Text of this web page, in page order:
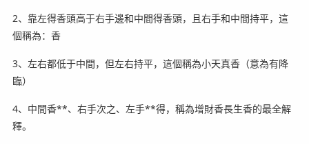
2、靠左得香頭高于右手邊和中間得香頭，且右手和中間持平，這
個稱為：香
3、左右都低于中間，但左右持平，這個稱為小天真香（意為有降
臨）
4、中間香**、右手次之、左手**得，稱為增財香長生香的最全解
釋。